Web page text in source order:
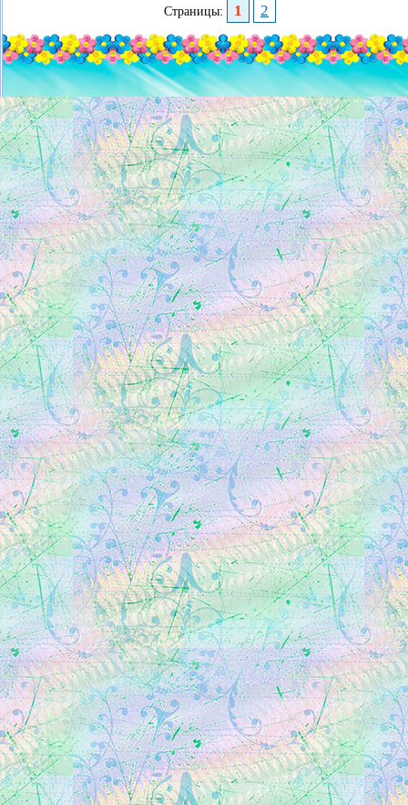
Страницы: 1 2